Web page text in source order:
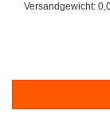
Versandgewicht: